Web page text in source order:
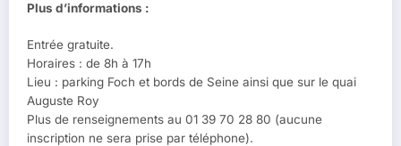
Plus d’informations :
Entrée gratuite.
Horaires : de 8h à 17h
Lieu : parking Foch et bords de Seine ainsi que sur le quai
Auguste Roy
Plus de renseignements au 01 39 70 28 80 (aucune
inscription ne sera prise par téléphone).